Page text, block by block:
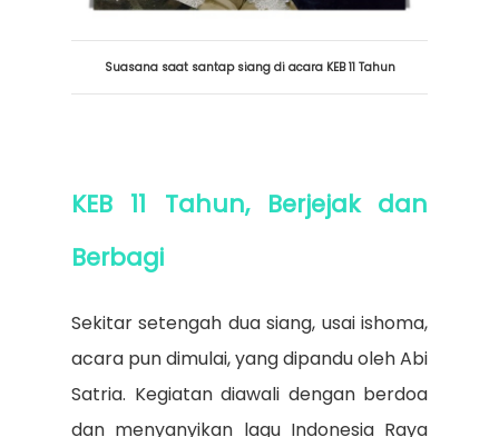
Suasana saat santap siang di acara KEB 11 Tahun
KEB 11 Tahun, Berjejak dan
Berbagi
Sekitar setengah dua siang, usai ishoma,
acara pun dimulai, yang dipandu oleh Abi
Satria. Kegiatan diawali dengan berdoa
dan menyanyikan lagu Indonesia Raya